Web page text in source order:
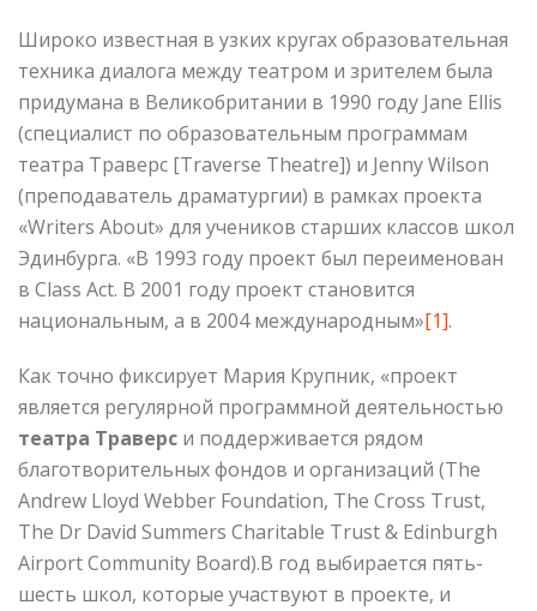
Широко известная в узких кругах образовательная
техника диалога между театром и зрителем была
придумана в Великобритании в 1990 году Jane Ellis
(специалист по образовательным программам
театра Траверс [Traverse Theatre]) и Jenny Wilson
(преподаватель драматургии) в рамках проекта
«Writers About» для учеников старших классов школ
Эдинбурга. «В 1993 году проект был переименован
в Class Act. В 2001 году проект становится
национальным, а в 2004 международным»[1].
Как точно фиксирует Мария Крупник, «проект
является регулярной программной деятельностью
театра Траверс и поддерживается рядом
благотворительных фондов и организаций (The
Andrew Lloyd Webber Foundation, The Cross Trust,
The Dr David Summers Charitable Trust & Edinburgh
Airport Community Board).В год выбирается пять-
шесть школ, которые участвуют в проекте, и